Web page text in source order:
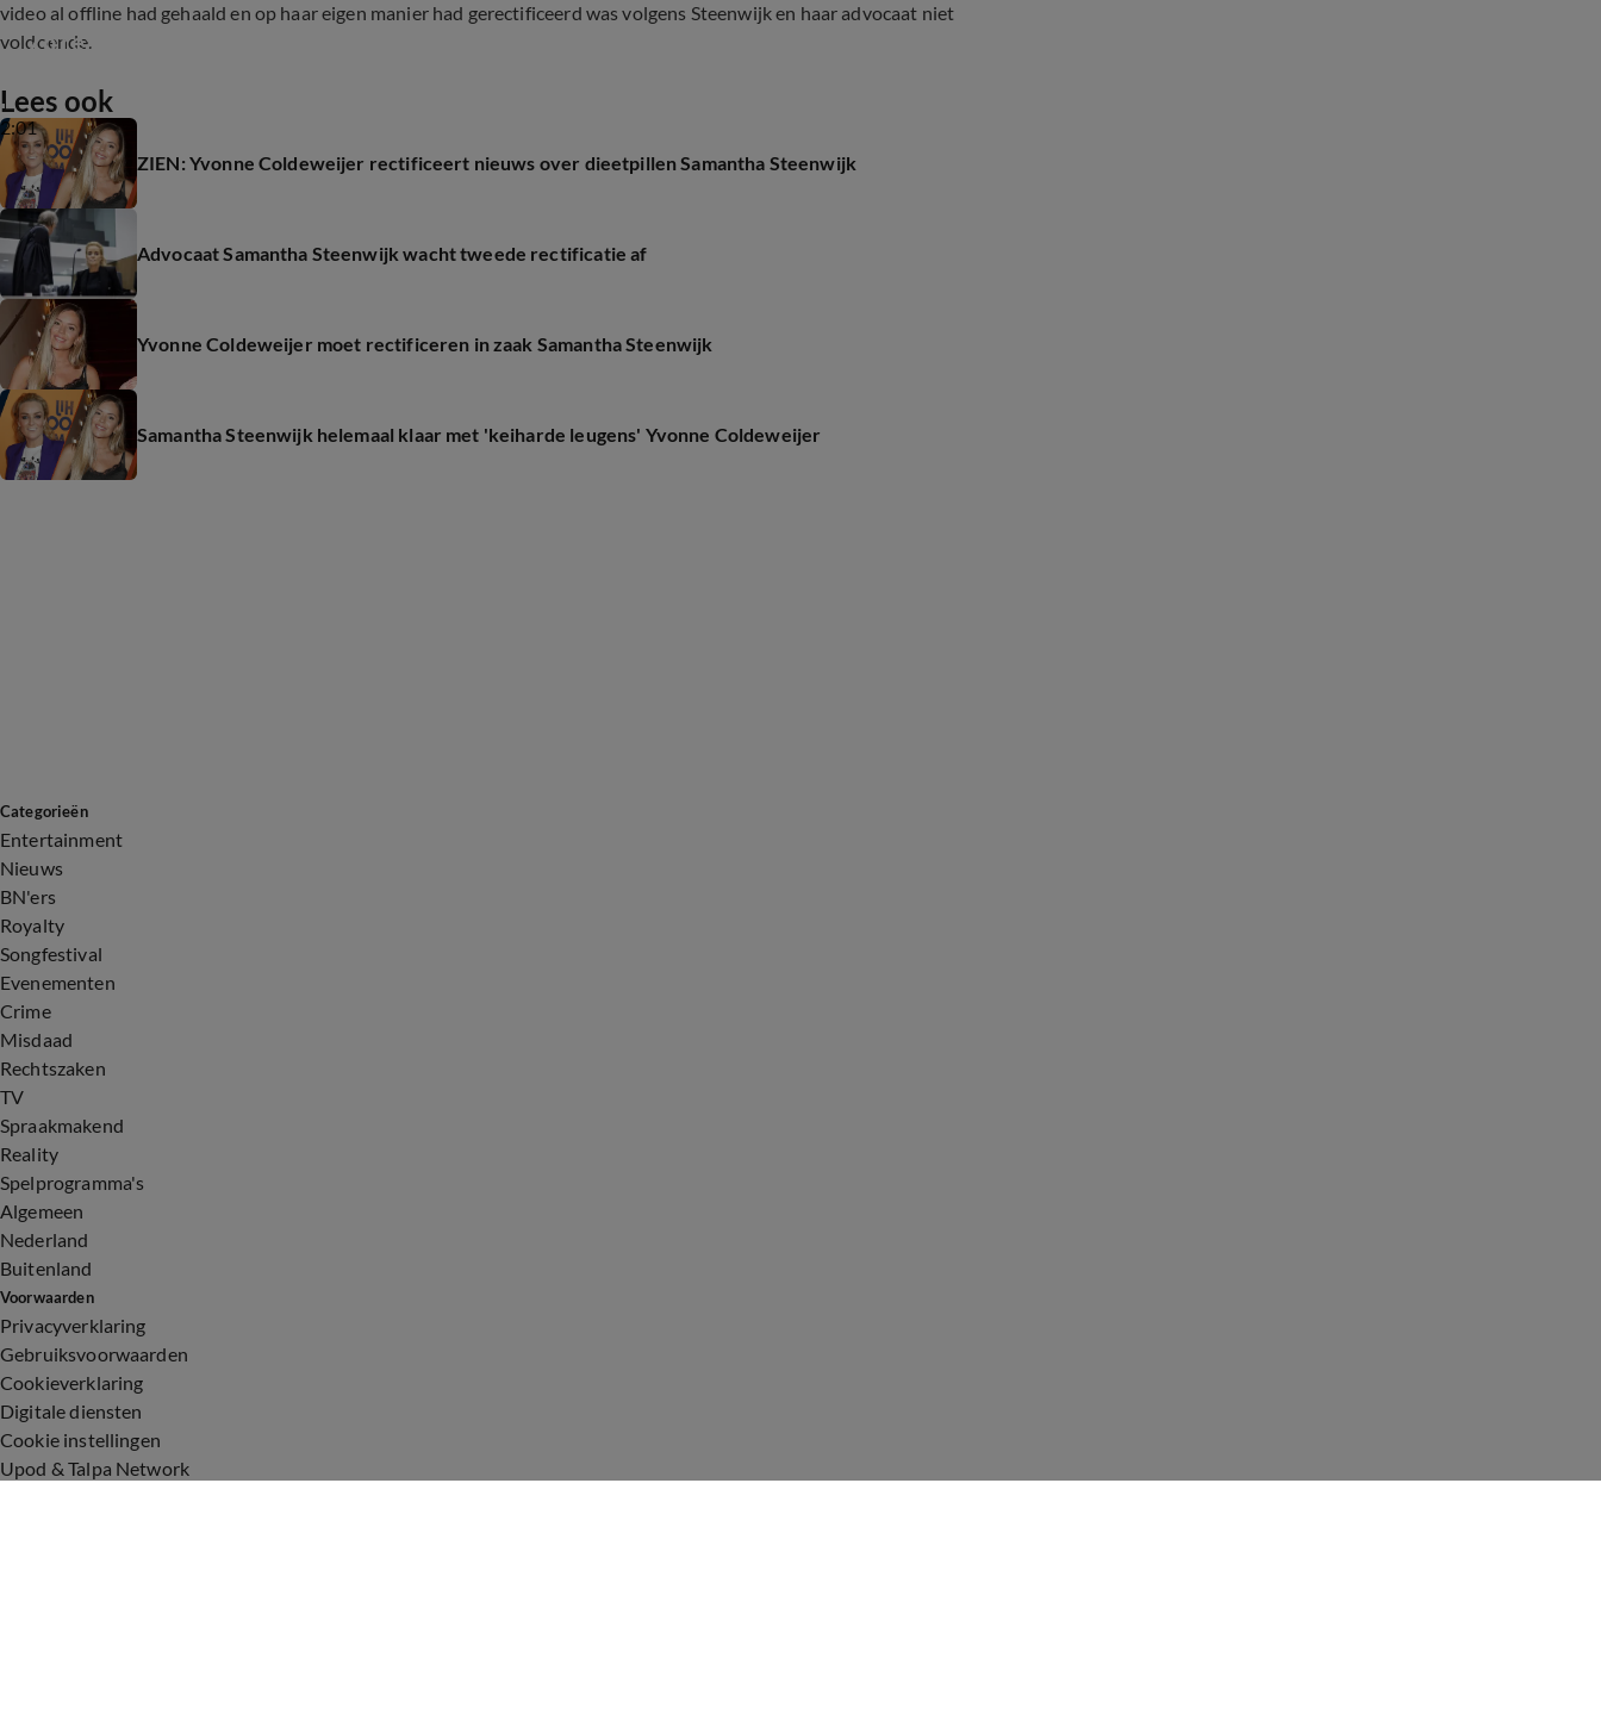
video al offline had gehaald en op haar eigen manier had gerectificeerd was volgens Steenwijk en haar advocaat niet
voldoende.
2:01
Zo reageert Yvonne na kort geding Samantha
Lees ook
ZIEN: Yvonne Coldeweijer rectificeert nieuws over dieetpillen Samantha Steenwijk
Advocaat Samantha Steenwijk wacht tweede rectificatie af
Yvonne Coldeweijer moet rectificeren in zaak Samantha Steenwijk
Samantha Steenwijk helemaal klaar met 'keiharde leugens' Yvonne Coldeweijer
Categorieën
Entertainment
Nieuws
BN'ers
Royalty
Songfestival
Evenementen
Crime
Misdaad
Rechtszaken
TV
Spraakmakend
Reality
Spelprogramma's
Algemeen
Nederland
Buitenland
Voorwaarden
Privacyverklaring
Gebruiksvoorwaarden
Cookieverklaring
Digitale diensten
Cookie instellingen
Upod & Talpa Network